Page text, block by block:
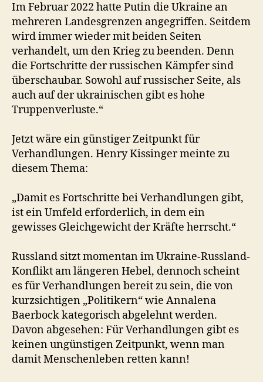
Im Februar 2022 hatte Putin die Ukraine an
mehreren Landesgrenzen angegriffen. Seitdem
wird immer wieder mit beiden Seiten
verhandelt, um den Krieg zu beenden. Denn
die Fortschritte der russischen Kämpfer sind
überschaubar. Sowohl auf russischer Seite, als
auch auf der ukrainischen gibt es hohe
Truppenverluste.“
Jetzt wäre ein günstiger Zeitpunkt für
Verhandlungen. Henry Kissinger meinte zu
diesem Thema:
„Damit es Fortschritte bei Verhandlungen gibt,
ist ein Umfeld erforderlich, in dem ein
gewisses Gleichgewicht der Kräfte herrscht.“
Russland sitzt momentan im Ukraine-Russland-
Konflikt am längeren Hebel, dennoch scheint
es für Verhandlungen bereit zu sein, die von
kurzsichtigen „Politikern“ wie Annalena
Baerbock kategorisch abgelehnt werden.
Davon abgesehen: Für Verhandlungen gibt es
keinen ungünstigen Zeitpunkt, wenn man
damit Menschenleben retten kann!